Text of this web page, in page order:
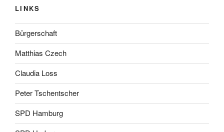
LINKS
Bürgerschaft
Matthias Czech
Claudia Loss
Peter Tschentscher
SPD Hamburg